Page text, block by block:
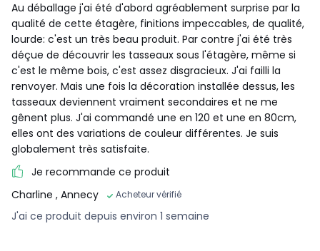
Au déballage j'ai été d'abord agréablement surprise par la
qualité de cette étagère, finitions impeccables, de qualité,
lourde: c'est un très beau produit. Par contre j'ai été très
déçue de découvrir les tasseaux sous l'étagère, même si
c'est le même bois, c'est assez disgracieux. J'ai failli la
renvoyer. Mais une fois la décoration installée dessus, les
tasseaux deviennent vraiment secondaires et ne me
gênent plus. J'ai commandé une en 120 et une en 80cm,
elles ont des variations de couleur différentes. Je suis
globalement très satisfaite.
Je recommande ce produit
Charline , Annecy Acheteur vérifié
J'ai ce produit depuis environ 1 semaine